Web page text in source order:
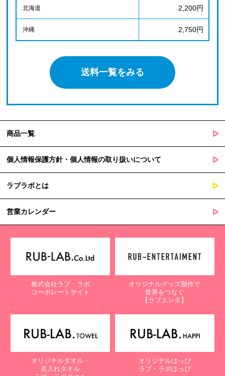
北海道 2,200円
沖縄 2,750円
送料一覧をみる
商品一覧
個人情報保護方針・個人情報の取り扱いについて
ラブラボとは
営業カレンダー
株式会社ラブ・ラボ
コーポレートサイト
オリジナルグッズ製作で
世界をつなぐ
【ラブエンタ】
オリジナルタオル・
名入れタオル
オリジナルはっぴ
ラブ・ラボはっぴ